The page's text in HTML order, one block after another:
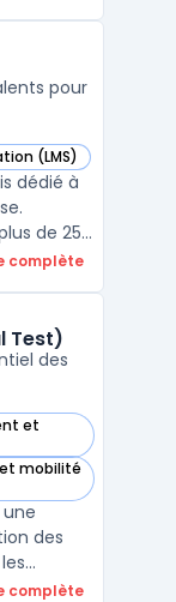
une
pour
(LMS)
dédié à
de 250
qui
...
complète
Test)
des
et
cette catégorie
mobilité
cette catégorie
des
et
complète